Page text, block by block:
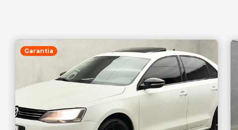
Garantia